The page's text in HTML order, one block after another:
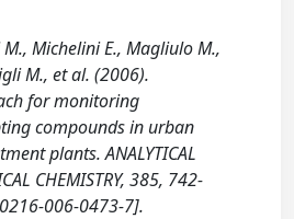
Michelini E., Magliulo M.,
M., et al. (2006).
for monitoring
compounds in urban
plants. ANALYTICAL
CHEMISTRY, 385, 742-
006-0473-7].